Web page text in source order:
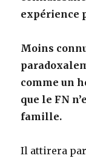
expérience
Moins
comme un
que le FN
famille.
Il attirera